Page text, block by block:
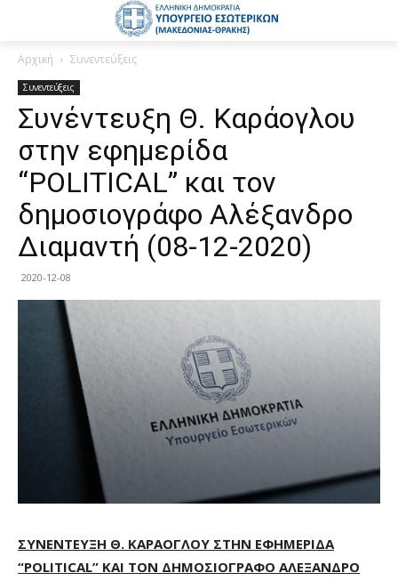
Αρχική Συνεντεύξεις
Συνεντεύξεις
Συνέντευξη Θ. Καράογλου
στην εφημερίδα
“POLITICAL” και τον
δημοσιογράφο Αλέξανδρο
Διαμαντή (08-12-2020)
2020-12-08
ΣΥΝΕΝΤΕΥΞΗ Θ. ΚΑΡΑΟΓΛΟΥ ΣΤΗΝ ΕΦΗΜΕΡΙΔΑ
“POLITICAL” ΚΑΙ ΤΟΝ ΔΗΜΟΣΙΟΓΡΑΦΟ ΑΛΕΞΑΝΔΡΟ